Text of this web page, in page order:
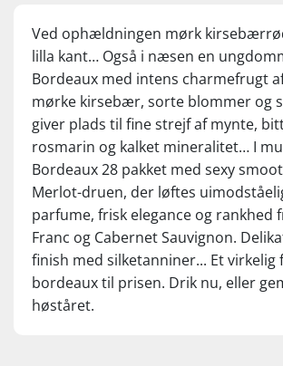
Ved ophældningen mørk
lilla kant… Også i næsen en
Bordeaux med intens charmefrugt
mørke kirsebær, sorte blommer og
giver plads til fine strejf af mynte,
rosmarin og kalket mineralitet… I
Bordeaux 28 pakket med sexy
Merlot-druen, der løftes
parfume, frisk elegance og rankhed
Franc og Cabernet Sauvignon.
finish med silketanniner... Et virkelig
bordeaux til prisen. Drik nu, eller
høståret.